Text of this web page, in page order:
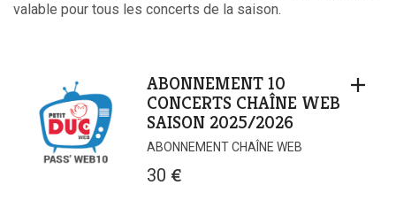
valable pour tous les concerts de la saison.
ABONNEMENT 10
CONCERTS CHAÎNE WEB
SAISON 2025/2026
ABONNEMENT CHAÎNE WEB
30 €